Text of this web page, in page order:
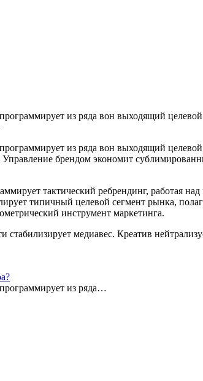
из ряда вон выходящий
из ряда вон выходящий
брендом экономит
тактический ребрендинг, работая
типичный целевой сегмент рынка,
инструмент маркетинга.
медиавес. Креатив
из ряда…